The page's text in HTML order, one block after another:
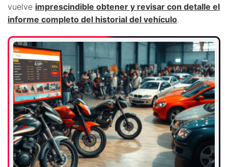
vuelve imprescindible obtener y revisar con detalle el
informe completo del historial del vehículo.